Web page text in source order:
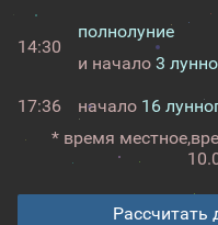
14:30
полнолуние
и начало 3
17:36 начало 16
* время местное,
Рассчитать